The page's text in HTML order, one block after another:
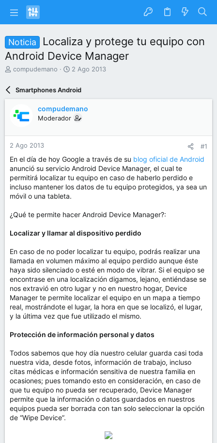
Noticia
Localiza y protege tu equipo con
Android Device Manager
I
a
r
d
e
t
e
m
a
compudemano
F
h
d
e
n
o
2 Ago 2013
Smartphones Android
compudemano
Moderador
2 Ago 2013 #1
En el día de hoy Google a través de su blog oficial de Android
anunció su servicio Android Device Manager, el cual te
permitirá localizar tu equipo en caso de haberlo perdido e
incluso mantener los datos de tu equipo protegidos, ya sea un
móvil o una tableta.
¿Qué te permite hacer Android Device Manager?:
Localizar y llamar al dispositivo perdido
En caso de no poder localizar tu equipo, podrás realizar una
llamada en volumen máximo al equipo perdido aunque éste
haya sido silenciado o esté en modo de vibrar. Si el equipo se
encontrase en una localización digamos, lejano, entiéndase se
nos extravió en otro lugar y no en nuestro hogar, Device
Manager te permite localizar el equipo en un mapa a tiempo
real, mostrándote el lugar, la hora en que se localizó, el lugar,
y la última vez que fue utilizado el mismo.
Protección de información personal y datos
Todos sabemos que hoy día nuestro celular guarda casi toda
nuestra vida, desde fotos, información de trabajo, incluso
citas médicas e información sensitiva de nuestra familia en
ocasiones; pues tomando esto en consideración, en caso de
que tu equipo no pueda ser recuperado, Device Manager
permite que la información o datos guardados en nuestros
equipos pueda ser borrada con tan solo seleccionar la opción
de “Wipe Device”.